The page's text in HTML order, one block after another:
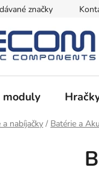
značky
moduly
nabíjačky / Batérie a